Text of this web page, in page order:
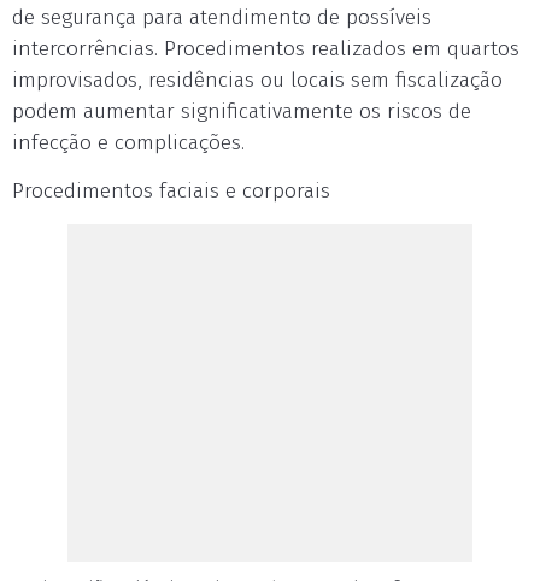
de segurança para atendimento de possíveis
intercorrências. Procedimentos realizados em quartos
improvisados, residências ou locais sem fiscalização
podem aumentar significativamente os riscos de
infecção e complicações.
Procedimentos faciais e corporais